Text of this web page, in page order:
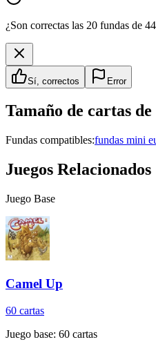
¿Son correctas las 20 fundas de
Sí, correctos Error
Tamaño de cartas de
Fundas compatibles:fundas mini
Juegos Relacionados
Juego Base
Camel Up
60 cartas
Juego base: 60 cartas